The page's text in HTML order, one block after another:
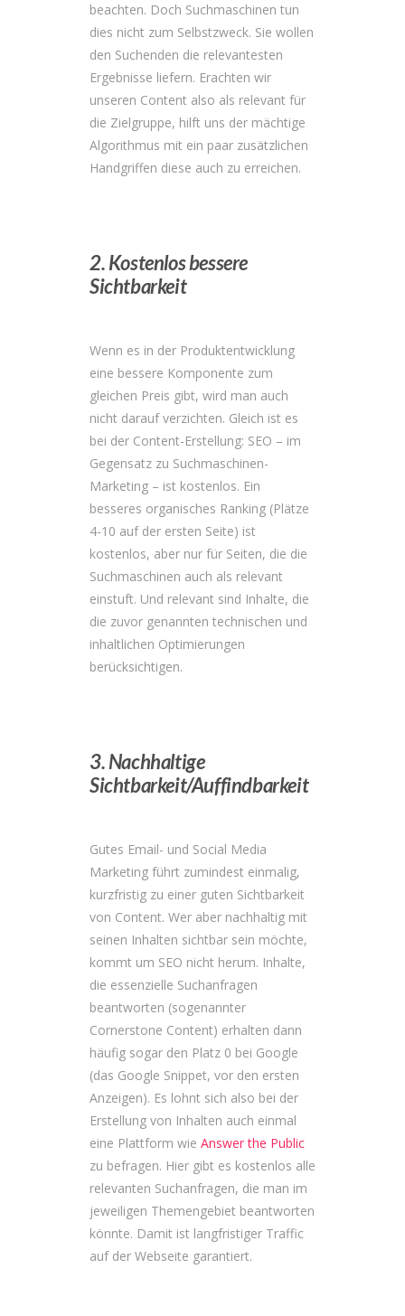
beachten. Doch Suchmaschinen tun
dies nicht zum Selbstzweck. Sie wollen
den Suchenden die relevantesten
Ergebnisse liefern. Erachten wir
unseren Content also als relevant für
die Zielgruppe, hilft uns der mächtige
Algorithmus mit ein paar zusätzlichen
Handgriffen diese auch zu erreichen.
2. Kostenlos bessere
Sichtbarkeit
Wenn es in der Produktentwicklung
eine bessere Komponente zum
gleichen Preis gibt, wird man auch
nicht darauf verzichten. Gleich ist es
bei der Content-Erstellung: SEO – im
Gegensatz zu Suchmaschinen-
Marketing – ist kostenlos. Ein
besseres organisches Ranking (Plätze
4-10 auf der ersten Seite) ist
kostenlos, aber nur für Seiten, die die
Suchmaschinen auch als relevant
einstuft. Und relevant sind Inhalte, die
die zuvor genannten technischen und
inhaltlichen Optimierungen
berücksichtigen.
3. Nachhaltige
Sichtbarkeit/Auffindbarkeit
Gutes Email- und Social Media
Marketing führt zumindest einmalig,
kurzfristig zu einer guten Sichtbarkeit
von Content. Wer aber nachhaltig mit
seinen Inhalten sichtbar sein möchte,
kommt um SEO nicht herum. Inhalte,
die essenzielle Suchanfragen
beantworten (sogenannter
Cornerstone Content) erhalten dann
häufig sogar den Platz 0 bei Google
(das Google Snippet, vor den ersten
Anzeigen). Es lohnt sich also bei der
Erstellung von Inhalten auch einmal
eine Plattform wie Answer the Public
zu befragen. Hier gibt es kostenlos alle
relevanten Suchanfragen, die man im
jeweiligen Themengebiet beantworten
könnte. Damit ist langfristiger Traffic
auf der Webseite garantiert.